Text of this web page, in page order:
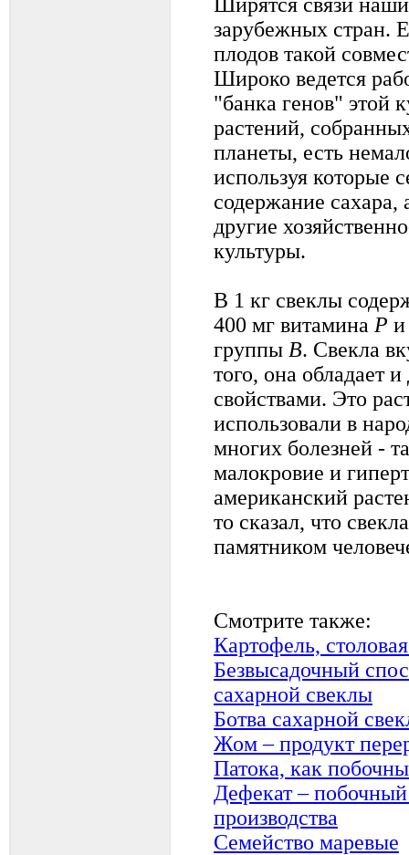
зарубежных стран.
плодов такой
Широко ведется
"банка генов" этой
растений,
планеты, есть
используя которые
содержание
другие
культуры.
В 1 кг свеклы
400 мг витамина Р и
группы В. Свекла
того, она обладает
свойствами. Это
использовали в
многих болезней -
малокровие и
американский
то сказал, что
памятником
Смотрите также:
Картофель,
Безвысадочный
сахарной свеклы
Ботва сахарной
Жом – продукт
Патока, как
Дефекат – побочный
производства
Семейство маревые